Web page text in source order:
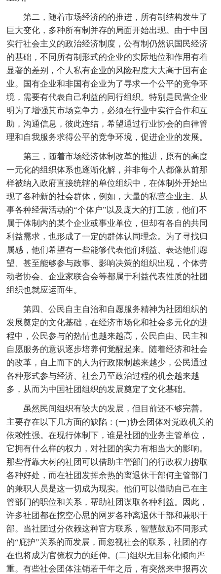
第二，随着市场经济的的推进，所有制结构发生了
巨大变化，多种所有制并存的局面开始出现。由于中国
实行社会主义的政治经济制度，公有制仍然识国民经济
的基础，不同所有制形式的企业的实际地位和作用有着
显著的差别，个人私有企业的风险程度大大高于国有企
业。国有企业和非国有企业为了寻求一个公平的竞争环
境，需要有代表自己利益的同行组织。特别是民营企业
明为了增强其市场竞争力，必须在行业中实行合作和互
助，沟通信息，彼此连结，希望通过行业协会的自律管
理和自我服务求得公平的竞争环境，促进企业的发展。
第三，随着市场经济体制改革的推进，原有的高度
一元化的组织体系也逐渐化解，并非每个人都像从前那
样被纳入政府直接统辖的单位组织中，在体制外开始出
现了各种新的社会群体，例如，大量的私营企业主、从
事各种经营活动的“个体户”以及庞大的打工族，他们不
属于体制内的某个企业或事业单位，但却有各自的共同
利益需求，也形成了一定的群体认同理念。为了寻找归
属感，他们希望有一些能够代表他们利益、表达他们愿
望、甚至能够参与政事、影响决策的组织出现，个体劳
动者协会、企业家联合会等都属于利益代表性质的社团
组织也就应运而生。
第四、公民自主自治和自愿服务精神为社团组织的
发展奠定的文化基础，在经济市场化和社会多元化的进
程中，公民参与的热情也越来越高，公民自由、民主和
自愿服务的意识逐步培养何觉醒起来。随着经济和社会
的改革，自上而下的人为行政限制越来越少，公民通过
各种形式参与经济、社会乃至政治过程的机会越来越
多，从而为中国社团组织的发展奠定了文化基础。
虽然民间组织有较大的发展，但目前还不够完善。
主要存在以下几方面的缺陷：(一)协会团体对党政机关的
依赖性强。在现行体制下，谁是社团的业务主管单位，
它拥有什么样的权力，对社团的实力有相当大的影响。
那些背靠大树的社团可以借助主管部门的行政权力捞取
各种好处，而在社团发挥余热的离退休干部何主管部门
的兼职人员是这一切成为现实。他们可以借助自己在主
管部门的职位和关系，帮助社团谋取各种利益。因此，
许多社团都在挖空心思的网罗各种离退休干部和兼职干
部。当社团过分依赖这种官方联系，智慧鼓励不同形式
的“庇护”关系的而发展，而忽视社会的联系，社团的存
在也将成为官僚权力的延伸。(二)组织无目标化倾向严
重。有些社会团体注销若干年之后，有突然来申报再次